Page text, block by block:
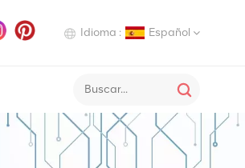
Idioma : Español
Deutsch